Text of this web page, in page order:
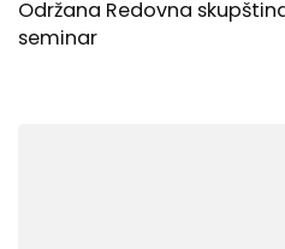
Održana Redovna
seminar